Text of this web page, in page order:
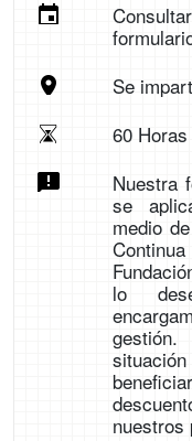
Se
60 Horas
Nuestra
se
medio
lo
nuestros